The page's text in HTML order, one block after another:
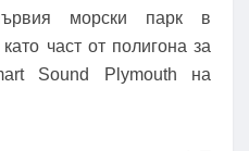
морски парк в
част от полигона за
Sound Plymouth на